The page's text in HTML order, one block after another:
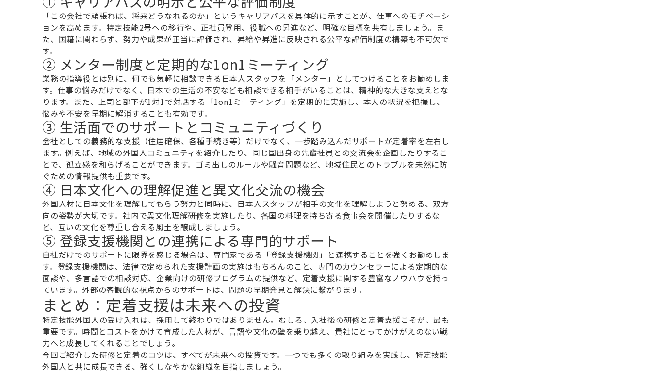
「この会社で頑張れば、将来どうなれるのか」というキャリアパスを具体的に示すことが、仕事へのモチベーシ
ョンを高めます。特定技能2号への移行や、正社員登用、役職への昇進など、明確な目標を共有しましょう。ま
た、国籍に関わらず、努力や成果が正当に評価され、昇給や昇進に反映される公平な評価制度の構築も不可欠で
す。
② メンター制度と定期的な1on1ミーティング
業務の指導役とは別に、何でも気軽に相談できる日本人スタッフを「メンター」としてつけることをお勧めしま
す。仕事の悩みだけでなく、日本での生活の不安なども相談できる相手がいることは、精神的な大きな支えとな
ります。また、上司と部下が1対1で対話する「1on1ミーティング」を定期的に実施し、本人の状況を把握し、
悩みや不安を早期に解消することも有効です。
③ 生活面でのサポートとコミュニティづくり
会社としての義務的な支援（住居確保、各種手続き等）だけでなく、一歩踏み込んだサポートが定着率を左右し
ます。例えば、地域の外国人コミュニティを紹介したり、同じ国出身の先輩社員との交流会を企画したりするこ
とで、孤立感を和らげることができます。ゴミ出しのルールや騒音問題など、地域住民とのトラブルを未然に防
ぐための情報提供も重要です。
④ 日本文化への理解促進と異文化交流の機会
外国人材に日本文化を理解してもらう努力と同時に、日本人スタッフが相手の文化を理解しようと努める、双方
向の姿勢が大切です。社内で異文化理解研修を実施したり、各国の料理を持ち寄る食事会を開催したりするな
ど、互いの文化を尊重し合える風土を醸成しましょう。
⑤ 登録支援機関との連携による専門的サポート
自社だけでのサポートに限界を感じる場合は、専門家である「登録支援機関」と連携することを強くお勧めしま
す。登録支援機関は、法律で定められた支援計画の実施はもちろんのこと、専門のカウンセラーによる定期的な
面談や、多言語での相談対応、企業向けの研修プログラムの提供など、定着支援に関する豊富なノウハウを持っ
ています。外部の客観的な視点からのサポートは、問題の早期発見と解決に繋がります。
まとめ：定着支援は未来への投資
特定技能外国人の受け入れは、採用して終わりではありません。むしろ、入社後の研修と定着支援こそが、最も
重要です。時間とコストをかけて育成した人材が、言語や文化の壁を乗り越え、貴社にとってかけがえのない戦
力へと成長してくれることでしょう。
今回ご紹介した研修と定着のコツは、すべてが未来への投資です。一つでも多くの取り組みを実践し、特定技能
外国人と共に成長できる、強くしなやかな組織を目指しましょう。